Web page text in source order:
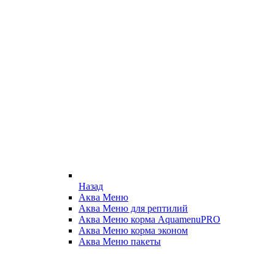
Назад
Аква Меню
Аква Меню для рептилий
Аква Меню корма AquamenuPRO
Аква Меню корма эконом
Аква Меню пакеты